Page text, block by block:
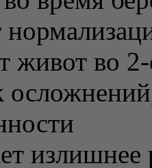
живот во